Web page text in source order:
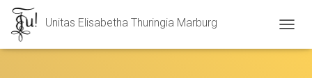
Unitas Elisabetha Thuringia Marburg
A